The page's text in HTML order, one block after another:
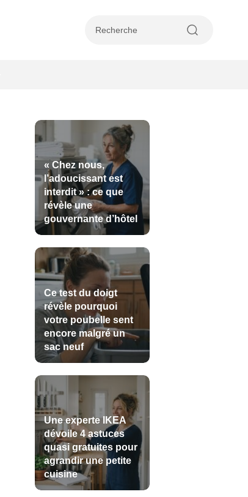
« Chez nous,
l’adoucissant est
interdit » : ce que
révèle une
gouvernante d’hôtel
Ce test du doigt
révèle pourquoi
votre poubelle sent
encore malgré un
sac neuf
Une experte IKEA
dévoile 4 astuces
quasi gratuites pour
agrandir une petite
cuisine